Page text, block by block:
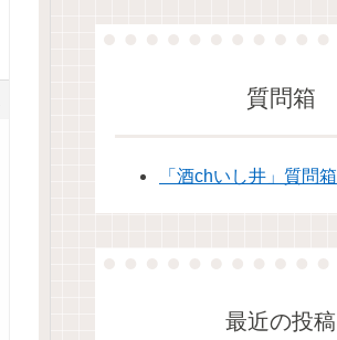
質問箱
「酒chいし井」質問箱
最近の投稿